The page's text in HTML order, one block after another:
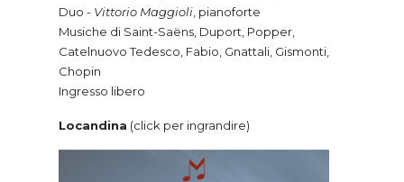
Duo - Vittorio Maggioli , pianoforte
Musiche di Saint-Saëns, Duport, Popper,
Catelnuovo Tedesco, Fabio, Gnattali, Gismonti,
Chopin
Ingresso libero
Locandina (click per ingrandire)